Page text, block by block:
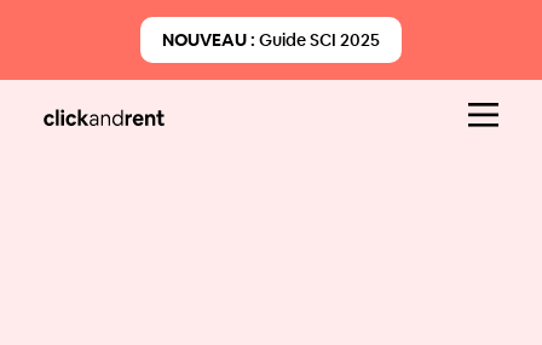
NOUVEAU : Guide SCI 2025